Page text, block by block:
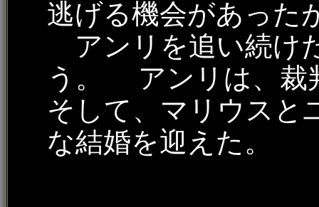
逃げる機会があった
アンリを追い続け
う。 アンリは、
そして、マリウスと
な結婚を迎えた。